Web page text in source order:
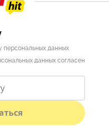
персональных данных
данных согласен